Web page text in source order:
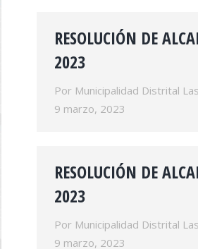
RESOLUCIÓN DE
2023
Por Municipalidad Distrital
9 marzo, 2023
RESOLUCIÓN DE
2023
Por Municipalidad Distrital
9 marzo, 2023